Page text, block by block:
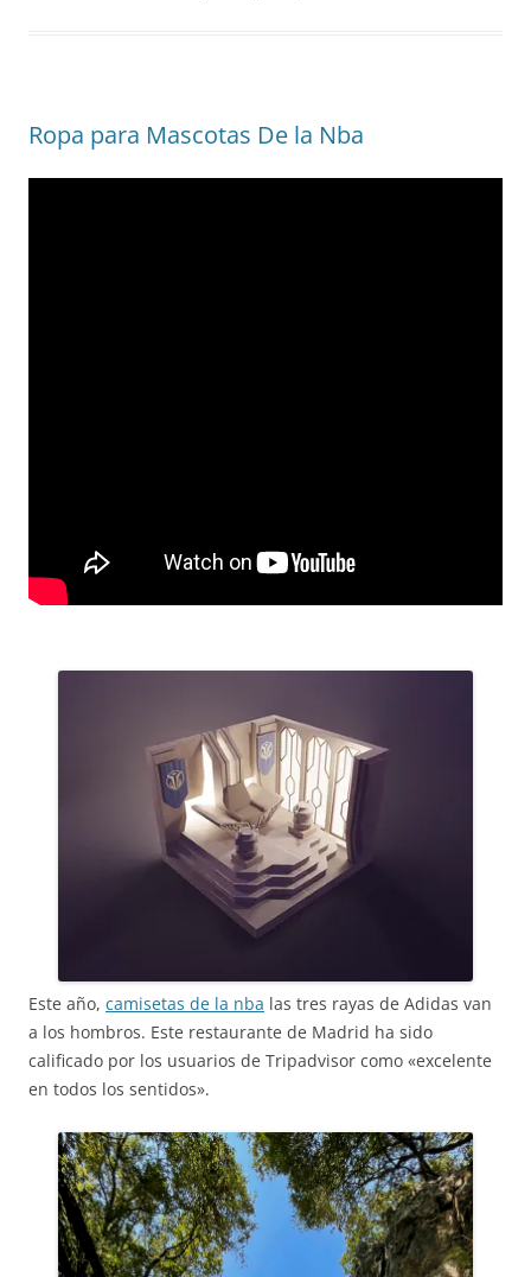
Ropa para Mascotas De la Nba
Este año, camisetas de la nba las tres rayas de Adidas van
a los hombros. Este restaurante de Madrid ha sido
calificado por los usuarios de Tripadvisor como «excelente
en todos los sentidos».